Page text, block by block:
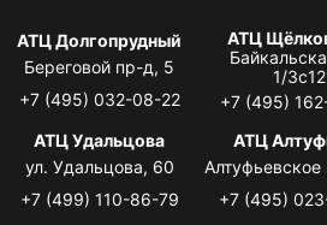
АТЦ Долгопрудный
Береговой пр-д, 5
+7 (495) 032-08-22
АТЦ
1/3с12
+7 (495)
АТЦ Удальцова
ул. Удальцова, 60
+7 (499) 110-86-79
АТЦ
+7 (495)